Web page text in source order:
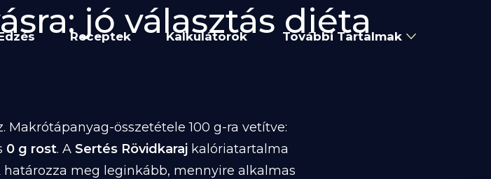
Receptek Kalkulátorok További Tartalmak
jó választás diéta
Makrótápanyag-összetétele 100 g-ra vetítve:
0 g rost. A Sertés Rövidkaraj kalóriatartalma
meg leginkább, mennyire alkalmas